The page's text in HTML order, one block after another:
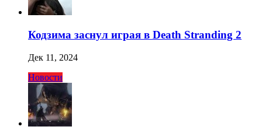
Кодзима заснул играя в Death Stranding 2
Дек 11, 2024
Новости